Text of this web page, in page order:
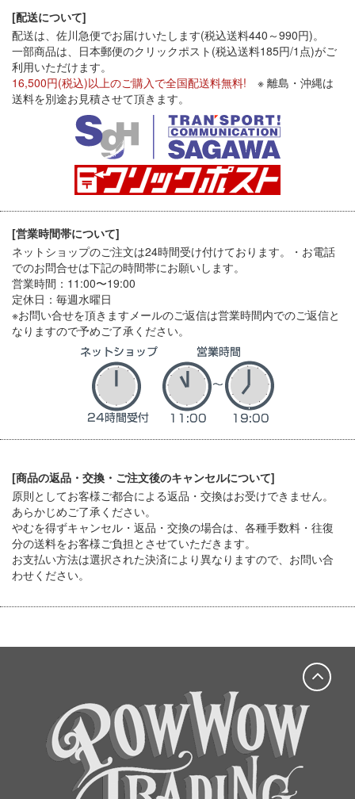
[配送について]
配送は、佐川急便でお届けいたします(税込送料440～990円)。
一部商品は、日本郵便のクリックポスト(税込送料185円/1点)がご
利用いただけます。
16,500円(税込)以上のご購入で全国配送料無料! ※ 離島・沖縄は
送料を別途お見積させて頂きます。
[営業時間帯について]
ネットショップのご注文は24時間受け付けております。・お電話
でのお問合せは下記の時間帯にお願いします。
営業時間：11:00〜19:00
定休日：毎週水曜日
※お問い合せを頂きますメールのご返信は営業時間内でのご返信と
なりますので予めご了承ください。
[商品の返品・交換・ご注文後のキャンセルについて]
原則としてお客様ご都合による返品・交換はお受けできません。
あらかじめご了承ください。
やむを得ずキャンセル・返品・交換の場合は、各種手数料・往復
分の送料をお客様ご負担とさせていただきます。
お支払い方法は選択された決済により異なりますので、お問い合
わせください。